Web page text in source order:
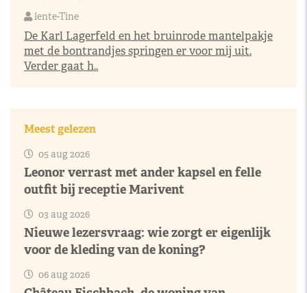
lente-Tine
De Karl Lagerfeld en het bruinrode mantelpakje
met de bontrandjes springen er voor mij uit.
Verder gaat h..
Meest gelezen
05 aug 2026
Leonor verrast met ander kapsel en felle
outfit bij receptie Marivent
03 aug 2026
Nieuwe lezersvraag: wie zorgt er eigenlijk
voor de kleding van de koning?
06 aug 2026